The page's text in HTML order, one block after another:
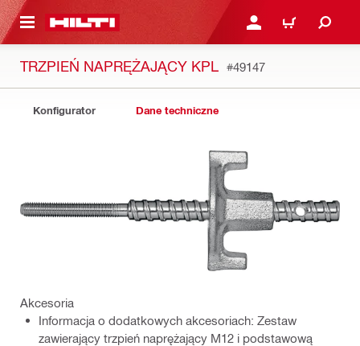
GŁÓWNEJ ZALOGUJ SIĘ LUB
KOSZYK
TRZPIEŃ NAPRĘŻAJĄCY KPL #49147
Konfigurator Dane techniczne
Akcesoria
Informacja o dodatkowych akcesoriach: Zestaw
zawierający trzpień naprężający M12 i podstawową